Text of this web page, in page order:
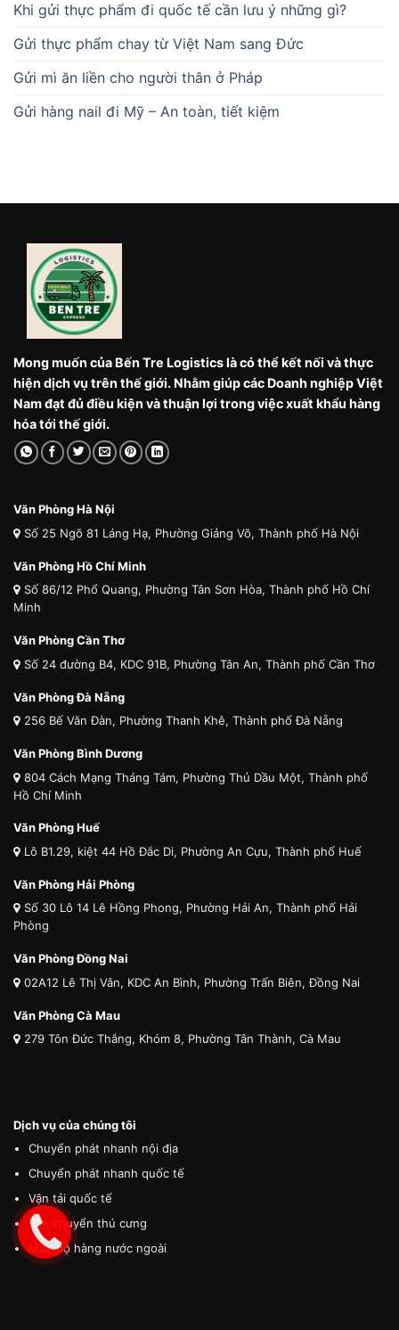
Khi gửi thực phẩm đi quốc tế cần lưu ý những gì?
Gửi thực phẩm chay từ Việt Nam sang Đức
Gửi mì ăn liền cho người thân ở Pháp
Gửi hàng nail đi Mỹ – An toàn, tiết kiệm
Mong muốn của Bến Tre Logistics là có thể kết nối và thực
hiện dịch vụ trên thế giới. Nhằm giúp các Doanh nghiệp Việt
Nam đạt đủ điều kiện và thuận lợi trong việc xuất khẩu hàng
hóa tới thế giới.
Văn Phòng Hà Nội
Số 25 Ngõ 81 Láng Hạ, Phường Giảng Võ, Thành phố Hà Nội
Văn Phòng Hồ Chí Minh
Số 86/12 Phổ Quang, Phường Tân Sơn Hòa, Thành phố Hồ Chí
Minh
Văn Phòng Cần Thơ
Số 24 đường B4, KDC 91B, Phường Tân An, Thành phố Cần Thơ
Văn Phòng Đà Nẵng
256 Bế Văn Đàn, Phường Thanh Khê, Thành phố Đà Nẵng
Văn Phòng Bình Dương
804 Cách Mạng Tháng Tám, Phường Thủ Dầu Một, Thành phố
Hồ Chí Minh
Văn Phòng Huế
Lô B1.29, kiệt 44 Hồ Đắc Di, Phường An Cựu, Thành phố Huế
Văn Phòng Hải Phòng
Số 30 Lô 14 Lê Hồng Phong, Phường Hải An, Thành phố Hải
Phòng
Văn Phòng Đồng Nai
02A12 Lê Thị Vân, KDC An Bình, Phường Trấn Biên, Đồng Nai
Văn Phòng Cà Mau
279 Tôn Đức Thắng, Khóm 8, Phường Tân Thành, Cà Mau
Dịch vụ của chúng tôi
Chuyển phát nhanh nội địa
Chuyển phát nhanh quốc tế
Vận tải quốc tế
Vận chuyển thú cưng
Mua hộ hàng nước ngoài